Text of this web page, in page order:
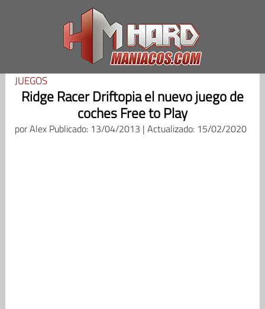
JUEGOS
Ridge Racer Driftopia el nuevo juego de
coches Free to Play
porAlex Publicado: 13/04/2013 | Actualizado: 15/02/2020